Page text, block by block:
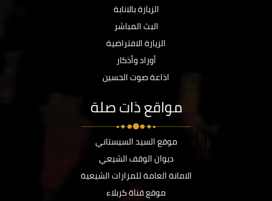
الزيارة بالانابة
البث المباشر
الزيارة الافتراضية
أوراد وأذكار
اذاعة صوت الحسين
مواقع ذات صلة
موقع السيد السيستاني
ديوان الوقف الشيعي
الامانة العامة للمزارات الشيعية
موقع قناة كربلاء